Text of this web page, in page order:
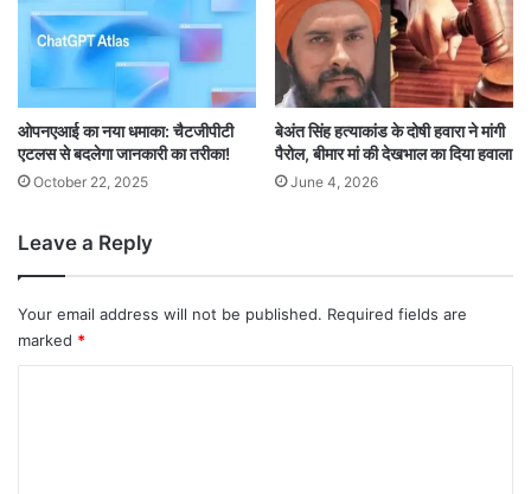
ओपनएआई का नया धमाका: चैटजीपीटी
एटलस से बदलेगा जानकारी का तरीका!
October 22, 2025
बेअंत सिंह हत्याकांड के दोषी हवारा ने मांगी
पैरोल, बीमार मां की देखभाल का दिया हवाला
June 4, 2026
Leave a Reply
Your email address will not be published. Required fields are
marked *